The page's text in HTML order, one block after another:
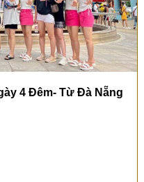
4 Đêm- Từ Đà Nẵng